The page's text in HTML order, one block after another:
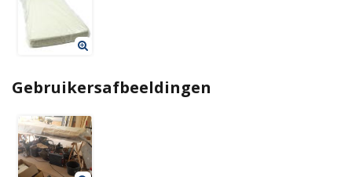
Gebruikersafbeeldingen